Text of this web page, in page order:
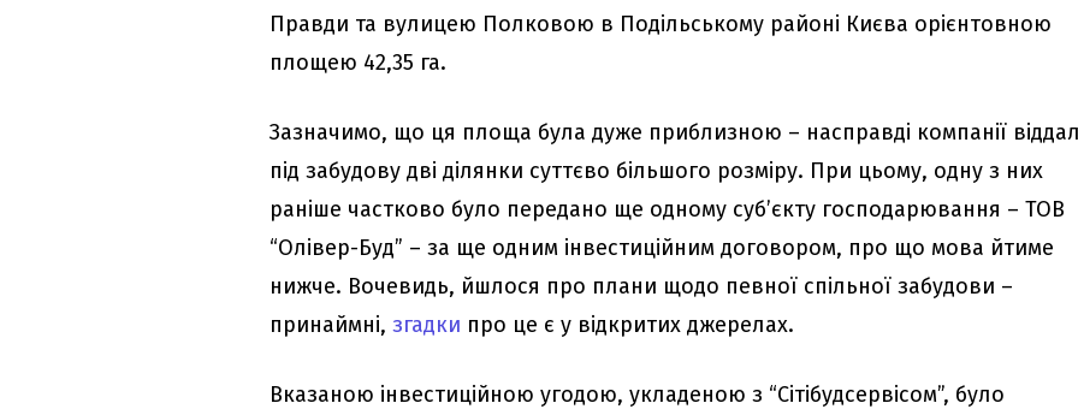
Правди та вулицею Полковою в Подільському районі Києва орієнтовною
площею 42,35 га.
Зазначимо, що ця площа була дуже приблизною – насправді компанії
під забудову дві ділянки суттєво більшого розміру. При цьому, одну з них
раніше частково було передано ще одному суб’єкту господарювання – ТОВ
“Олівер-Буд” – за ще одним інвестиційним договором, про що мова йтиме
нижче. Вочевидь, йшлося про плани щодо певної спільної забудови –
принаймні,згадки про це є у відкритих джерелах.
Вказаною інвестиційною угодою, укладеною з “Сітібудсервісом”, було